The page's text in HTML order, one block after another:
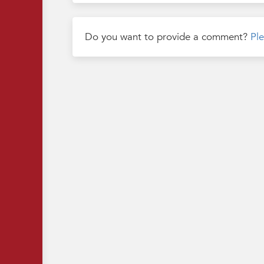
Do you want to provide a comment?